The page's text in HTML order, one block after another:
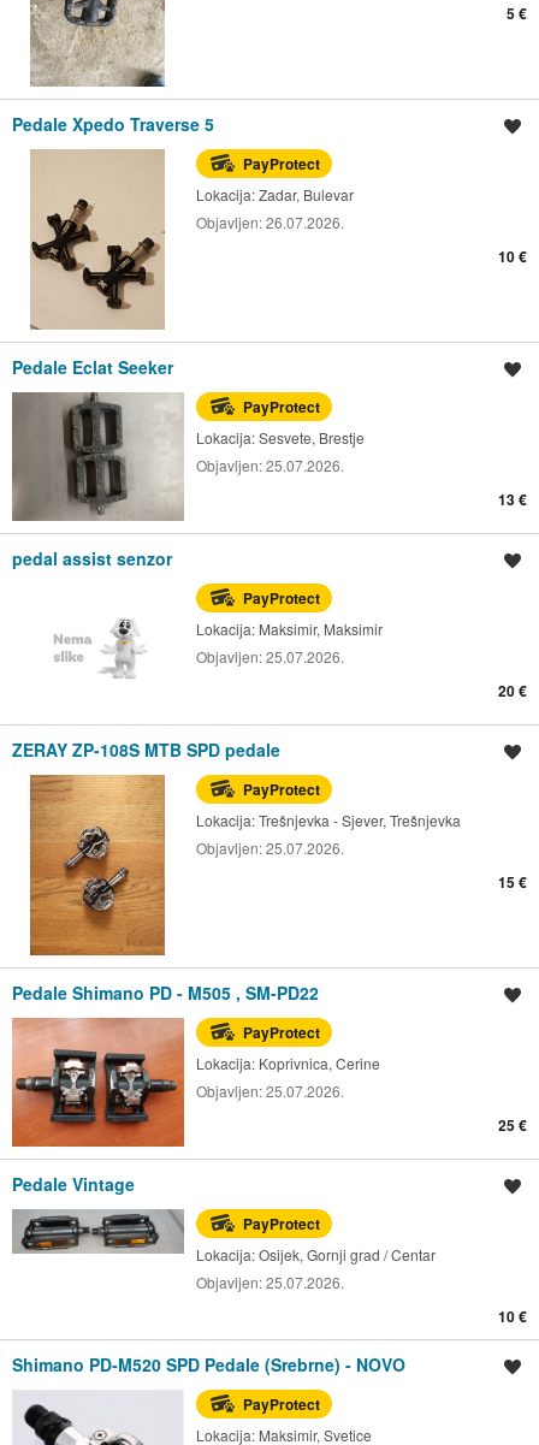
5 €
Pedale Xpedo Traverse 5
PayProtect
Lokacija:Zadar, Bulevar
Objavljen:26.07.2026.
10 €
Pedale Eclat Seeker
PayProtect
Lokacija:Sesvete, Brestje
Objavljen:25.07.2026.
13 €
pedal assist senzor
PayProtect
Lokacija: Maksimir, Maksimir
Objavljen:25.07.2026.
20 €
ZERAY ZP-108S MTB SPD pedale
PayProtect
Lokacija:Trešnjevka - Sjever, Trešnjevka
Objavljen:25.07.2026.
15 €
Pedale Shimano PD - M505 , SM-PD22
PayProtect
Lokacija: Koprivnica, Cerine
Objavljen:25.07.2026.
25 €
Pedale Vintage
PayProtect
Lokacija:Osijek, Gornji grad / Centar
Objavljen:25.07.2026.
10 €
Shimano PD-M520 SPD Pedale (Srebrne) - NOVO
PayProtect
Lokacija: Maksimir, Svetice